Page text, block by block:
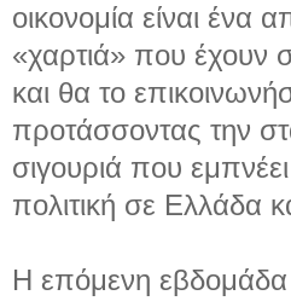
οικονομία είναι ένα
«χαρτιά» που έχουν
και θα το
προτάσσοντας την
σιγουριά που
πολιτική σε Ελλάδα
Η επόμενη εβδομάδα